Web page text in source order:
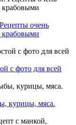
очень
крабовыми
с фото для всей
курицы, мяса.